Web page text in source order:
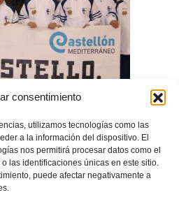
consentimiento
utilizamos tecnologías como las
a la información del dispositivo. El
nos permitirá procesar datos como el
las identificaciones únicas en este sitio.
puede afectar negativamente a
España de Fútbol Sala